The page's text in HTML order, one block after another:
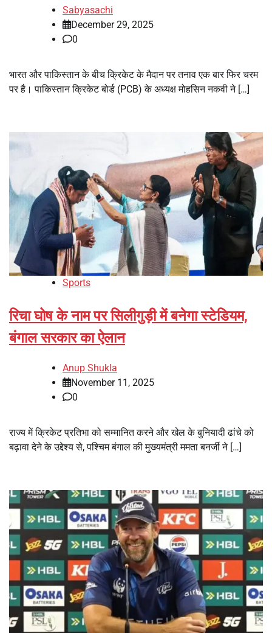
Sabyasachi
December 29, 2025
0
भारत और पाकिस्तान के बीच क्रिकेट के मैदान पर तनाव एक बार फिर चरम
पर है। पाकिस्तान क्रिकेट बोर्ड (PCB) के अध्यक्ष मोहसिन नकवी ने […]
Sports
रिचा घोष के नाम पर सिलीगुड़ी में बनेगा स्टेडियम,
बंगाल सरकार का ऐलान
Anup Shukla
November 11, 2025
0
राज्य में क्रिकेट प्रतिभा को सम्मानित करने और खेल के बुनियादी ढांचे को
बढ़ावा देने के उद्देश्य से, पश्चिम बंगाल की मुख्यमंत्री ममता बनर्जी ने […]